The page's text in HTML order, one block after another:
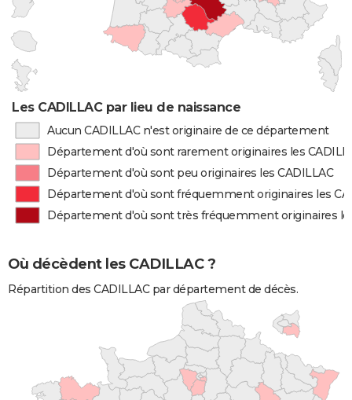
Les CADILLAC par lieu de naissance
Aucun CADILLAC n'est originaire de ce département
Département d'où sont rarement originaires les
Département d'où sont peu originaires les CADILLAC
Département d'où sont fréquemment originaires les
Département d'où sont très fréquemment originaires
Où décèdent les CADILLAC ?
Répartition des CADILLAC par département de décès.